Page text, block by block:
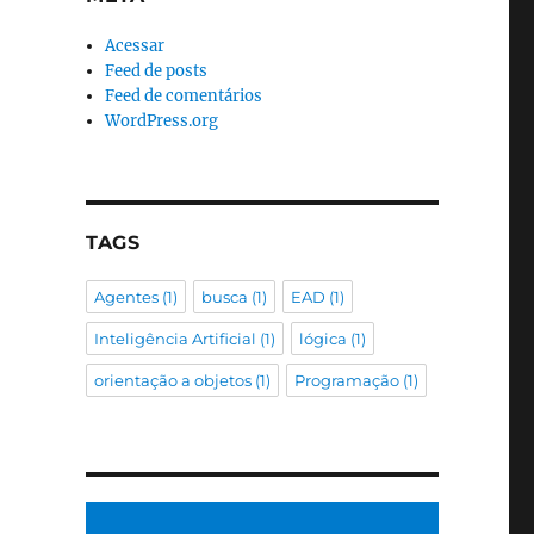
Acessar
Feed de posts
Feed de comentários
WordPress.org
TAGS
Agentes(1) busca (1) EAD (1)
Inteligência Artificial (1) lógica (1)
orientação a objetos(1) Programação(1)